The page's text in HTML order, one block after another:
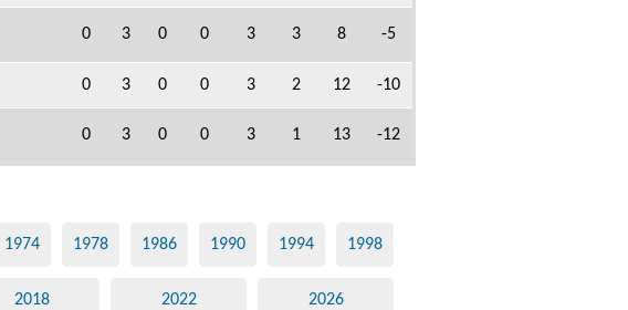
0 3 0 0 3 3 8 -5
0 3 0 0 3 2 12 -10
0 3 0 0 3 1 13 -12
1974 1978 1986 1990 1994 1998
2018 2022 2026